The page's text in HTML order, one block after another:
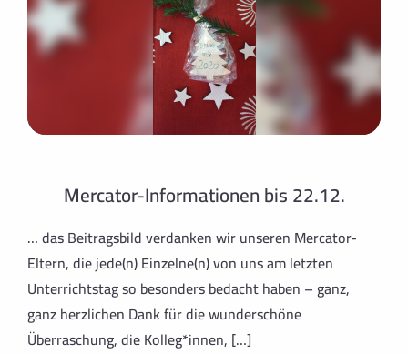
Mercator-Informationen bis 22.12.
… das Beitragsbild verdanken wir unseren Mercator-
Eltern, die jede(n) Einzelne(n) von uns am letzten
Unterrichtstag so besonders bedacht haben – ganz,
ganz herzlichen Dank für die wunderschöne
Überraschung, die Kolleg*innen, […]